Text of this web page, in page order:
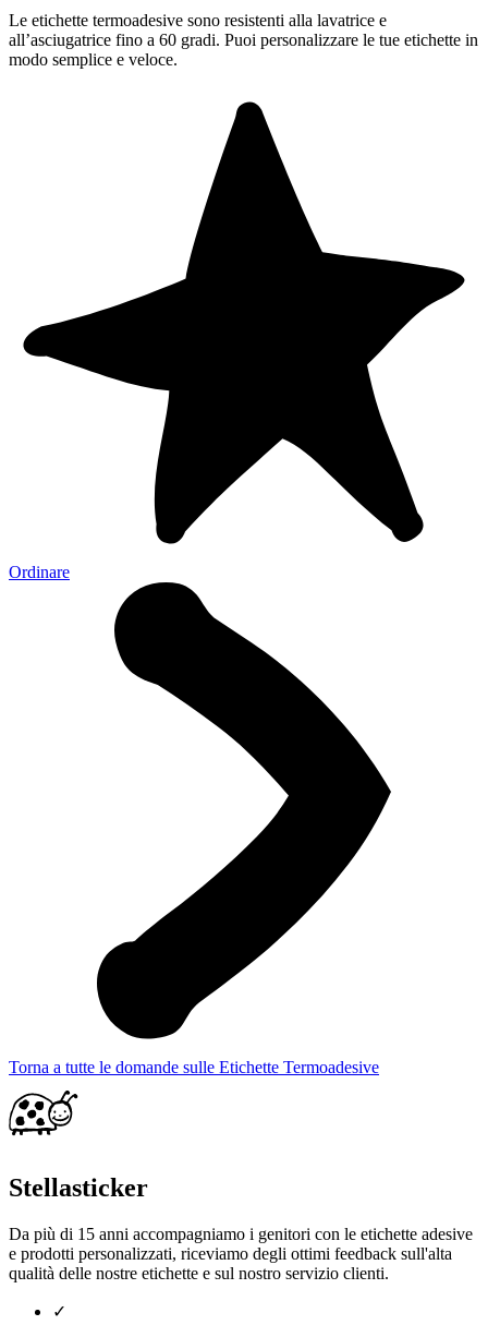
Le etichette termoadesive sono resistenti alla lavatrice e
all’asciugatrice fino a 60 gradi. Puoi personalizzare le tue etichette in
modo semplice e veloce.
Ordinare
Torna a tutte le domande sulle Etichette Termoadesive
Stellasticker
Da più di 15 anni accompagniamo i genitori con le etichette adesive
e prodotti personalizzati, riceviamo degli ottimi feedback sull'alta
qualità delle nostre etichette e sul nostro servizio clienti.
✓